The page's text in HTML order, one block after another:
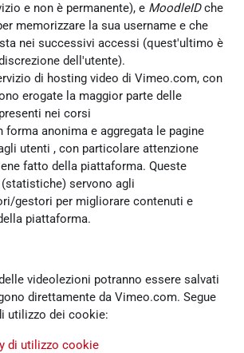
e non è permanente), e MoodleIDche
memorizzare la sua username e che
nei successivi accessi (quest'ultimo è
dell'utente).
di hosting video di Vimeo.com, con
erogate la maggior parte delle
nei corsi
forma anonima e aggregata le pagine
utenti , con particolare attenzione
fatto della piattaforma. Queste
servono agli
gestori per migliorare contenuti e
piattaforma.
videolezioni potranno essere salvati
direttamente da Vimeo.com. Segue
utilizzo dei cookie:
di utilizzo cookie